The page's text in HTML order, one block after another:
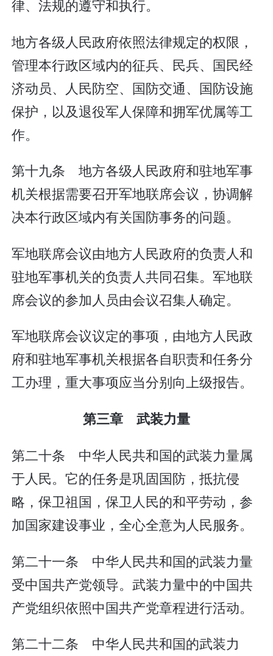
律、法规的遵守和执行。
地方各级人民政府依照法律规定的权限，
管理本行政区域内的征兵、民兵、国民经
济动员、人民防空、国防交通、国防设施
保护，以及退役军人保障和拥军优属等工
作。
第十九条 地方各级人民政府和驻地军事
机关根据需要召开军地联席会议，协调解
决本行政区域内有关国防事务的问题。
军地联席会议由地方人民政府的负责人和
驻地军事机关的负责人共同召集。军地联
席会议的参加人员由会议召集人确定。
军地联席会议议定的事项，由地方人民政
府和驻地军事机关根据各自职责和任务分
工办理，重大事项应当分别向上级报告。
第三章 武装力量
第二十条 中华人民共和国的武装力量属
于人民。它的任务是巩固国防，抵抗侵
略，保卫祖国，保卫人民的和平劳动，参
加国家建设事业，全心全意为人民服务。
第二十一条 中华人民共和国的武装力量
受中国共产党领导。武装力量中的中国共
产党组织依照中国共产党章程进行活动。
第二十二条 中华人民共和国的武装力